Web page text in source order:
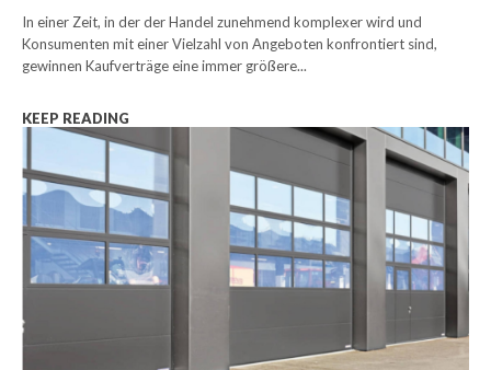
In einer Zeit, in der der Handel zunehmend komplexer wird und
Konsumenten mit einer Vielzahl von Angeboten konfrontiert sind,
gewinnen Kaufverträge eine immer größere...
KEEP READING